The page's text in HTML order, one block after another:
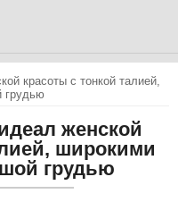
красоты с тонкой талией,
грудью
женской
широкими
грудью